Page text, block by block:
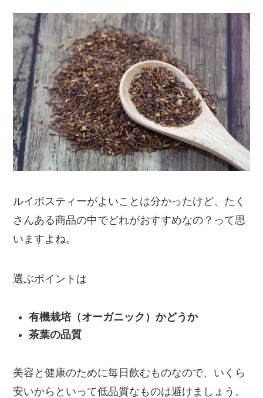
ルイボスティーがよいことは分かったけど、たく
さんある商品の中でどれがおすすめなの？って思
いますよね。
選ぶポイントは
有機栽培（オーガニック）かどうか
茶葉の品質
美容と健康のために毎日飲むものなので、いくら
安いからといって低品質なものは避けましょう。